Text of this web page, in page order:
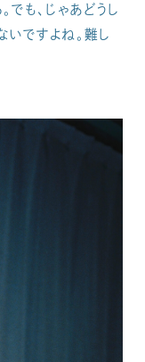
でも、じゃあどうし
ですよね。難し